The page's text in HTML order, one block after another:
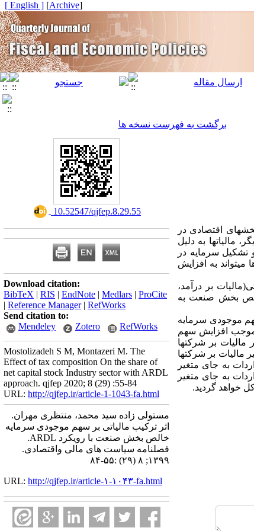
[
Archive
]
[ English ]
برگشت به فهرست نسخه ها
اقتصادی در
به دلیل
تشکیل سرمایه در
به افزایش
ترکیب مالیاتی(مالیات بر درآمد،
بخش صنعت به
موجودی سرمایه
موجب افزایش سهم
بر شرکت­ها
بر شرکت­ها
به جای متغیر
به جای متغیر
خواهد گردید.
‎ 10.52547/qjfep.8.29.55
Download citation:
BibTeX | RIS | EndNote | Medlars | ProCite
| Reference Manager| RefWorks
Send citation to:
Mendeley
Zotero RefWorks
Mostolizadeh S M, Montazeri M. The
Effect of tax composition On the share of
net capital stock Industry sector with ARDL
approach. qjfep 2020; 8 (29) :55-84
URL: http://qjfep.ir/article-1-1043-fa.html
مستولی زاده سید محمد، منتظری مهران.
اثر ترکیب مالیاتی بر سهم موجودی سرمایه
خالص بخش صنعت با رویکرد ARDL.
فصلنامه سیاست های مالی واقتصادی.
۱۳۹۹; ۸ (۲۹) :۵۵-۸۴
URL: http://qjfep.ir/article-۱-۱۰۴۳-fa.html